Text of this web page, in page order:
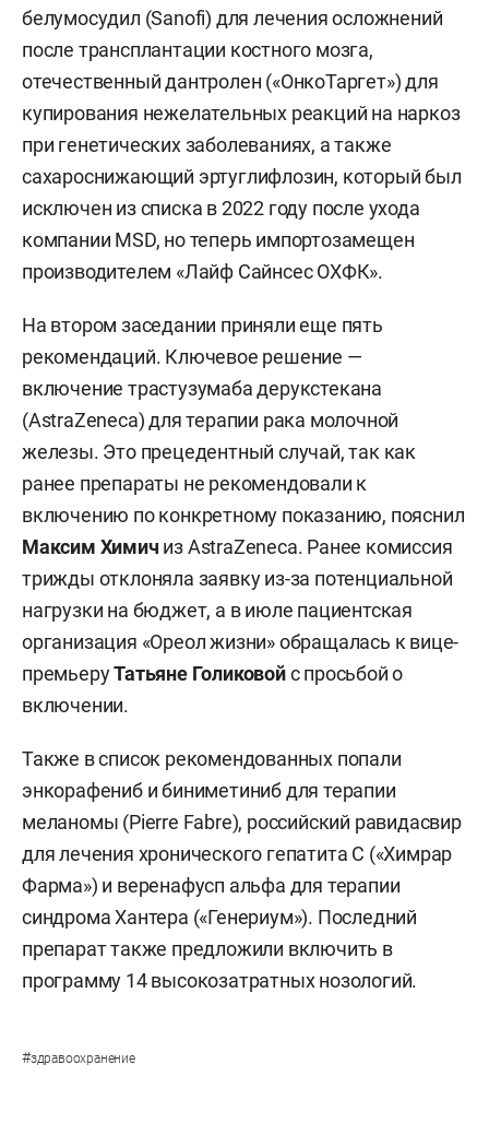
белумосудил (Sanofi) для лечения осложнений
после трансплантации костного мозга,
отечественный дантролен («ОнкоТаргет») для
купирования нежелательных реакций на наркоз
при генетических заболеваниях, а также
сахароснижающий эртуглифлозин, который был
исключен из списка в 2022 году после ухода
компании MSD, но теперь импортозамещен
производителем «Лайф Сайнсес ОХФК».
На втором заседании приняли еще пять
рекомендаций. Ключевое решение —
включение трастузумаба дерукстекана
(AstraZeneca) для терапии рака молочной
железы. Это прецедентный случай, так как
ранее препараты не рекомендовали к
включению по конкретному показанию, пояснил
Максим Химич из AstraZeneca. Ранее комиссия
трижды отклоняла заявку из-за потенциальной
нагрузки на бюджет, а в июле пациентская
организация «Ореол жизни» обращалась к вице-
премьеруТатьяне Голиковойс просьбой о
включении.
Также в список рекомендованных попали
энкорафениб и биниметиниб для терапии
меланомы (Pierre Fabre), российский равидасвир
для лечения хронического гепатита С («Химрар
Фарма») и веренафусп альфа для терапии
синдрома Хантера («Генериум»). Последний
препарат также предложили включить в
программу 14 высокозатратных нозологий.
#здравоохранение